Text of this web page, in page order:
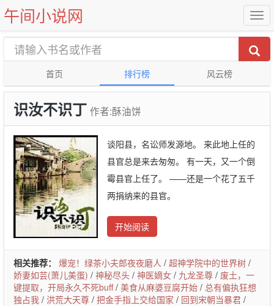
午间小说网
首页 排行榜 风云榜
识汝不识丁 作者:酥油饼
谈阳县，名讼师发源地。 来此地上任的
县官总是来去匆匆。 有一天，又一个倒
霉县官上任了。 ——还是一个花了五千
两捐纳来的县官。
开始阅读
相关推荐： 爆宠！绿茶小夫郎夜夜磨人 / 超神学院中的世界树 /
娇妻如芸(萧儿美蛋) / 神秘尽头 / 神医嫡女 / 九龙圣尊 / 废土，一
键提取，开局永久不死buff/ 美食从麻婆豆腐开始 / 总有偏执狂想
独占我 / 洪荒大天尊 / 把金手指上交给国家 / 回到宋朝当暴君 /